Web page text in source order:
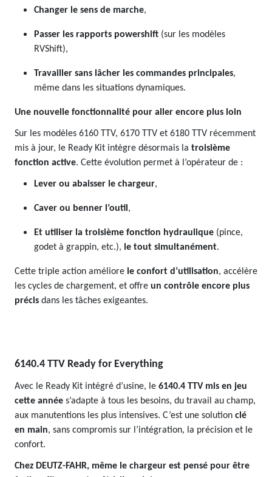
Changer le sens de marche,
Passer les rapports powershift (sur les modèles
RVShift),
Travailler sans lâcher les commandes principales,
même dans les situations dynamiques.
Une nouvelle fonctionnalité pour aller encore plus loin
Sur les modèles 6160 TTV, 6170 TTV et 6180 TTV récemment
mis à jour, le Ready Kit intègre désormais la troisième
fonction active. Cette évolution permet à l’opérateur de :
Lever ou abaisser le chargeur,
Caver ou benner l’outil ,
Et utiliser la troisième fonction hydraulique (pince,
godet à grappin, etc.), le tout simultanément.
Cette triple action améliore le confort d’utilisation, accélère
les cycles de chargement, et offre un contrôle encore plus
précis dans les tâches exigeantes.
6140.4 TTV Ready for Everything
Avec le Ready Kit intégré d’usine, le 6140.4 TTV mis en jeu
cette année s’adapte à tous les besoins, du travail au champ,
aux manutentions les plus intensives. C’est une solution clé
en main, sans compromis sur l’intégration, la précision et le
confort.
Chez DEUTZ-FAHR, même le chargeur est pensé pour être